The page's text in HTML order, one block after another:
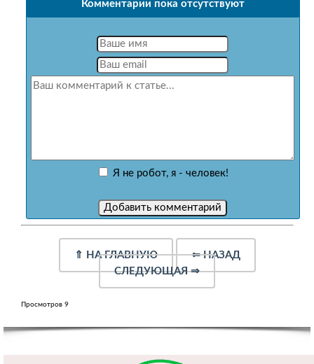
Комментарии пока отсутствуют
Я не робот, я - человек!
⇑ НА ГЛАВНУЮ ⇐НАЗАД
СЛЕДУЮЩАЯ⇒
Просмотров 9